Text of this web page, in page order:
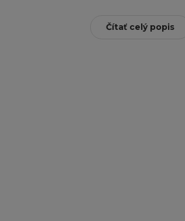
Čítať celý popis